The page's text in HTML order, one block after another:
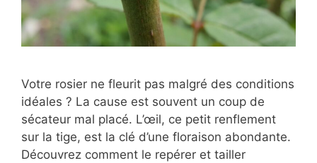
Votre rosier ne fleurit pas malgré des conditions
idéales ? La cause est souvent un coup de
sécateur mal placé. L’œil, ce petit renflement
sur la tige, est la clé d’une floraison abondante.
Découvrez comment le repérer et tailler